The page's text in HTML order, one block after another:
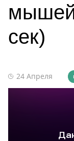
сек)
24 Апреля